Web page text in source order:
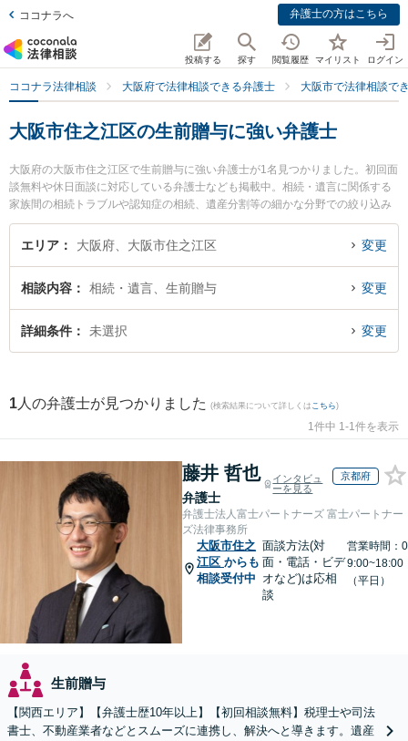
ココナラへ 弁護士の方はこちら
投稿する 探す 閲覧履歴 マイリスト ログイン
ココナラ法律相談 大阪府で法律相談できる弁護士 大阪市で法律相談で
大阪市住之江区の生前贈与に強い弁護士
大阪府の大阪市住之江区で生前贈与に強い弁護士が1名見つかりました。初回面
談無料や休日面談に対応している弁護士なども掲載中。相続・遺言に関係する
家族間の相続トラブルや認知症の相続、遺産分割等の細かな分野での絞り込み
検索もでき便利です。特に住之江法律事務所の柴田 晋太朗弁護士のプロフィー
ル情報や弁護士費用、強みなどが注目されています。『大阪市住之江区で土日
で生前贈与を法律相談できる大阪市住之江区内の弁護士に相談予約したい』な
どでお困りの相談者さんにおすすめです。
エリア 大阪府、大阪市住之江区 変更
相談内容 相続・遺言、生前贈与 変更
詳細条件 未選択 変更
1 人の弁護士が見つかりました (検索結果について詳しくは こちら)
1件中 1-1件を表示
藤井 哲也
弁護士
インタビュ
ーを見る
京都府
弁護士法人富士パートナーズ 富士パートナー
ズ法律事務所
大阪市住之
江区 からも
相談受付中
面談方法(対
面・電話・ビデ
オなど)は応相
談
営業時間：0
9:00~18:00
（平日）
生前贈与
【関西エリア】【弁護士歴10年以上】【初回相談無料】税理士や司法
書士、不動産業者などとスムーズに連携し、解決へと導きます。遺産